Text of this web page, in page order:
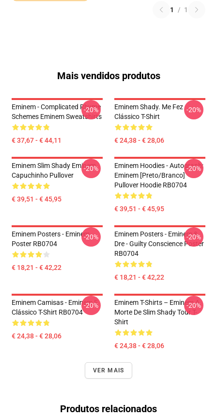
1 / 1
Mais vendidos produtos
Eminem - Complicated Rhyme
Schemes Eminem Sweatshirts
€ 37,67 - € 44,11
-20%
Eminem Shady. Me Fez
Clássico T-Shirt
€ 24,38 - € 28,06
-20%
Eminem Slim Shady Eminem
Capuchinho Pullover
€ 39,51 - € 45,95
-20%
Eminem Hoodies - Autograph:
Eminem [Preto/branco]
Pullover Hoodie RB0704
€ 39,51 - € 45,95
-20%
Eminem Posters - Eminem
Poster RB0704
€ 18,21 - € 42,22
-20%
Eminem Posters - Eminem &
Dre - Guilty Conscience Poster
RB0704
€ 18,21 - € 42,22
-20%
Eminem Camisas - Eminem E
Clássico T-Shirt RB0704
€ 24,38 - € 28,06
-20%
Eminem T-Shirts – Eminem A
Morte De Slim Shady Tour T-
Shirt
€ 24,38 - € 28,06
-20%
VER MAIS
Produtos relacionados